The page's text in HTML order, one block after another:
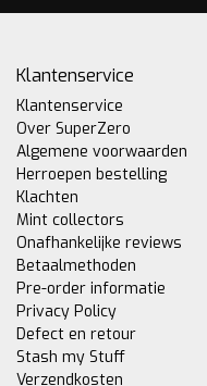
Klantenservice
Klantenservice
Over SuperZero
Algemene voorwaarden
Herroepen bestelling
Klachten
Mint collectors
Onafhankelijke reviews
Betaalmethoden
Pre-order informatie
Privacy Policy
Defect en retour
Stash my Stuff
Verzendkosten